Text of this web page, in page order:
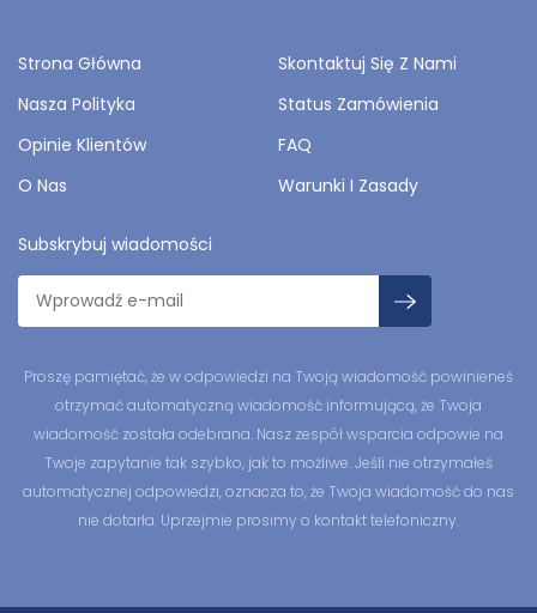
Strona Główna
Skontaktuj Się Z Nami
Nasza Polityka
Status Zamówienia
Opinie Klientów
FAQ
O Nas
Warunki I Zasady
Subskrybuj wiadomości
Proszę pamiętać, że w odpowiedzi na Twoją wiadomość powinieneś
otrzymać automatyczną wiadomość informującą, że Twoja
wiadomość została odebrana. Nasz zespół wsparcia odpowie na
Twoje zapytanie tak szybko, jak to możliwe. Jeśli nie otrzymałeś
automatycznej odpowiedzi, oznacza to, że Twoja wiadomość do nas
nie dotarła. Uprzejmie prosimy o kontakt telefoniczny.